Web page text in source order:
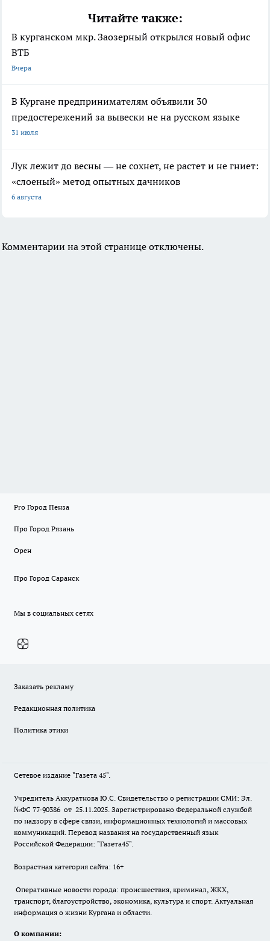
Читайте также:
В курганском мкр. Заозерный открылся новый офис
ВТБ
Вчера
В Кургане предпринимателям объявили 30
предостережений за вывески не на русском языке
31 июля
Лук лежит до весны — не сохнет, не растет и не гниет:
«слоеный» метод опытных дачников
6 августа
Комментарии на этой странице отключены.
Pro Город Пенза
Про Город Рязань
Орен
Про Город Саранск
Мы в социальных сетях
Заказать рекламу
Редакционная политика
Политика этики
Сетевое издание "Газета 45".
Учредитель Аккуратнова Ю.С. Свидетельство о регистрации СМИ: Эл.
№ФС 77-90386 от 25.11.2025. Зарегистрировано Федеральной службой
по надзору в сфере связи, информационных технологий и массовых
коммуникаций. Перевод названия на государственный язык
Российской Федерации: "Газета45".
Возрастная категория сайта: 16+
Оперативные новости города: происшествия, криминал, ЖКХ,
транспорт, благоустройство, экономика, культура и спорт. Актуальная
информация о жизни Кургана и области.
О компании: